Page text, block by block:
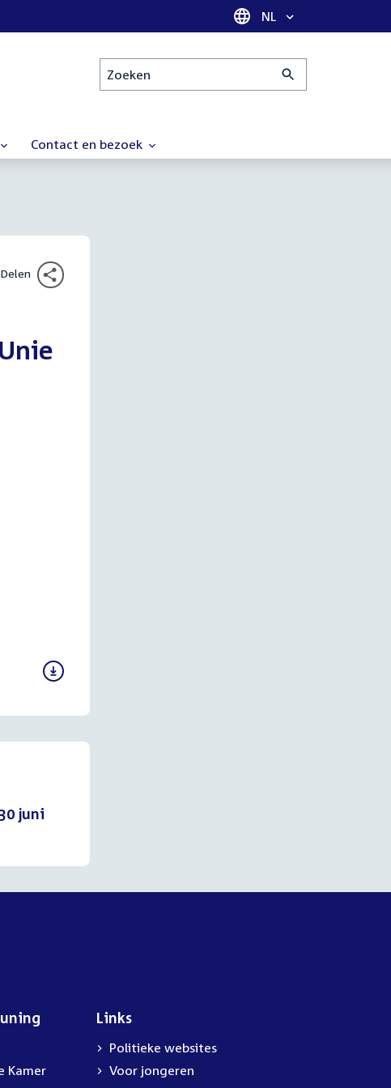
Taal selectie
NL
Zoeken
Contact en bezoek
Delen
juni
Kamer
Links
Politieke websites
Voor jongeren